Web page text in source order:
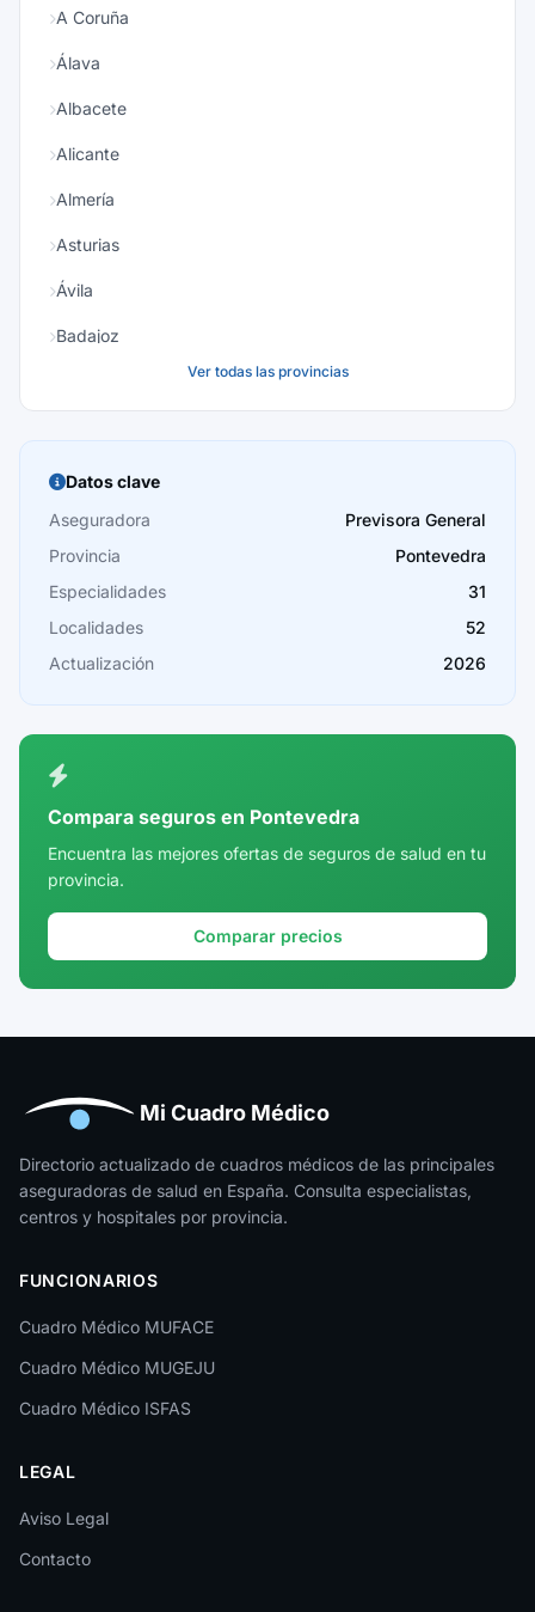
A Coruña
Álava
Albacete
Alicante
Almería
Asturias
Ávila
Badajoz
Burgos
Cáceres
Cádiz
Cantabria
Castellón
Córdoba
Cuenca
Girona
Huesca
Jaén
La Rioja
León
Lleida
Lugo
Málaga
Melilla
Murcia
Ver todas las provincias
Datos clave
Aseguradora
Previsora General
Provincia
Pontevedra
Especialidades
31
Localidades
52
Actualización
2026
Compara seguros en Pontevedra
Encuentra las mejores ofertas de seguros de salud en tu
provincia.
Comparar precios
Mi Cuadro Médico
Directorio actualizado de cuadros médicos de las principales
aseguradoras de salud en España. Consulta especialistas,
centros y hospitales por provincia.
FUNCIONARIOS
Cuadro Médico MUFACE
Cuadro Médico MUGEJU
Cuadro Médico ISFAS
LEGAL
Aviso Legal
Contacto